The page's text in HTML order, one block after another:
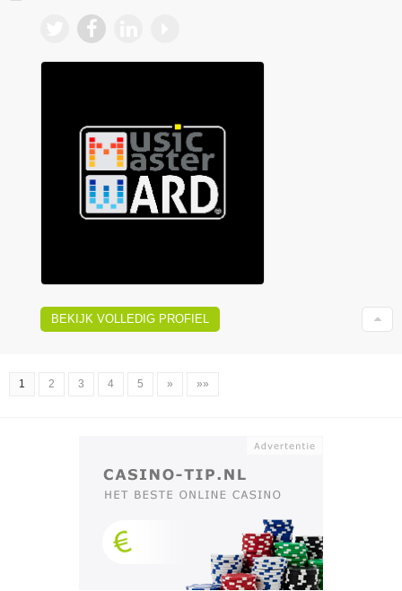
BEKIJK VOLLEDIG PROFIEL
1 2 3 4 5 » »»